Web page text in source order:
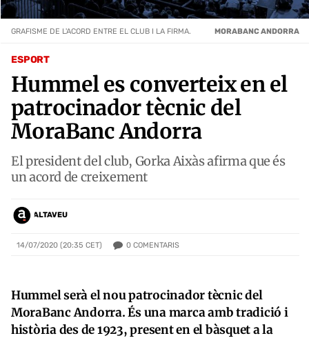
ESPORT
Hummel es converteix en el
patrocinador tècnic del
MoraBanc Andorra
El president del club, Gorka Aixàs afirma que és
un acord de creixement
ALTAVEU
14/07/2020 (20:35 CET) 0 COMENTARIS
GRAFISME DE L'ACORD ENTRE EL CLUB I LA FIRMA. MORABANC ANDORRA
Hummel serà el nou patrocinador tècnic del
MoraBanc Andorra. És una marca amb tradició i
història des de 1923, present en el bàsquet a la